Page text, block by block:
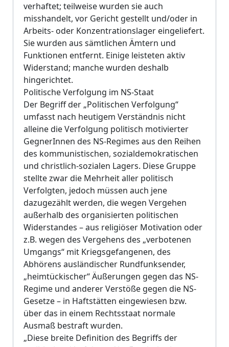
verhaftet; teilweise wurden sie auch
misshandelt, vor Gericht gestellt und/oder in
Arbeits- oder Konzentrationslager eingeliefert.
Sie wurden aus sämtlichen Ämtern und
Funktionen entfernt. Einige leisteten aktiv
Widerstand; manche wurden deshalb
hingerichtet.
Politische Verfolgung im NS-Staat
Der Begriff der „Politischen Verfolgung“
umfasst nach heutigem Verständnis nicht
alleine die Verfolgung politisch motivierter
GegnerInnen des NS-Regimes aus den Reihen
des kommunistischen, sozialdemokratischen
und christlich-sozialen Lagers. Diese Gruppe
stellte zwar die Mehrheit aller politisch
Verfolgten, jedoch müssen auch jene
dazugezählt werden, die wegen Vergehen
außerhalb des organisierten politischen
Widerstandes – aus religiöser Motivation oder
z.B. wegen des Vergehens des „verbotenen
Umgangs“ mit Kriegsgefangenen, des
Abhörens ausländischer Rundfunksender,
„heimtückischer“ Äußerungen gegen das NS-
Regime und anderer Verstöße gegen die NS-
Gesetze – in Haftstätten eingewiesen bzw.
über das in einem Rechtsstaat normale
Ausmaß bestraft wurden.
„Diese breite Definition des Begriffs der